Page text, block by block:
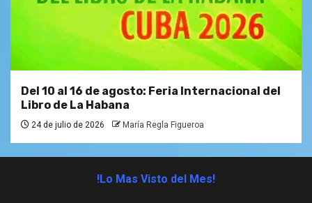
Del 10 al 16 de agosto: Feria Internacional del
Libro de La Habana
24 de julio de 2026 María Regla Figueroa
!Lo Mas Visto del Mes!